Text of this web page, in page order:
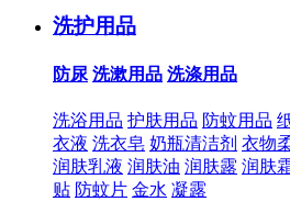
洗护用品
防尿 洗漱用品 洗涤用品
洗浴用品 护肤用品 防蚊用品
衣液 洗衣皂 奶瓶清洁剂 衣物
润肤乳液 润肤油 润肤露 润肤
贴 防蚊片 金水 凝露